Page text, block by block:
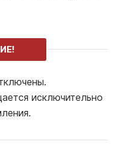
исключительно